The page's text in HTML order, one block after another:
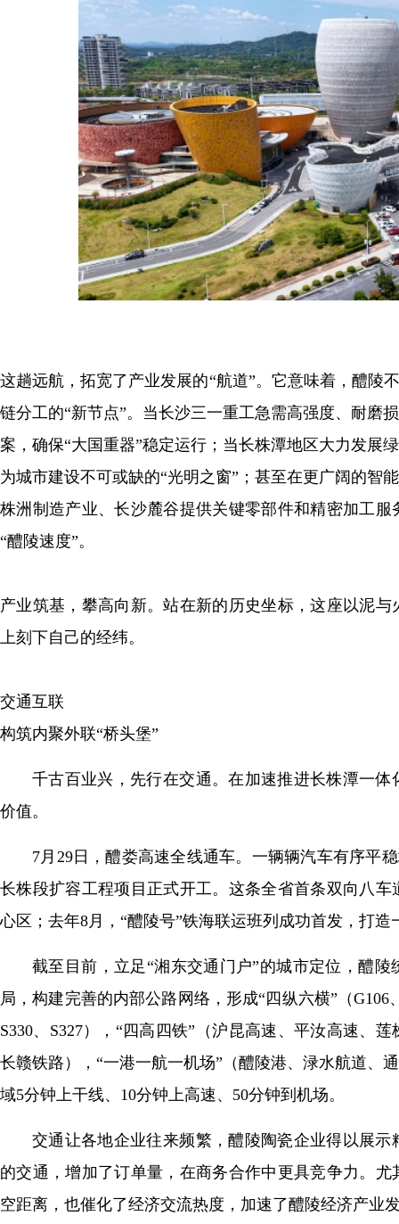
这趟远航，拓宽了产业发展的“航道”。它意味着，醴陵
链分工的“新节点”。当长沙三一重工急需高强度、耐磨
案，确保“大国重器”稳定运行；当长株潭地区大力发展
为城市建设不可或缺的“光明之窗”；甚至在更广阔的智
株洲制造产业、长沙麓谷提供关键零部件和精密加工
“醴陵速度”。
产业筑基，攀高向新。站在新的历史坐标，这座以泥
上刻下自己的经纬。
交通互联
构筑内聚外联“桥头堡”
千古百业兴，先行在交通。在加速推进长株潭一
价值。
7月29日，醴娄高速全线通车。一辆辆汽车有序平
长株段扩容工程项目正式开工。这条全省首条双向八
心区；去年8月，“醴陵号”铁海联运班列成功首发，打
截至目前，立足“湘东交通门户”的城市定位，醴
局，构建完善的内部公路网络，形成“四纵六横”（G106
S330、S327），“四高四铁”（沪昆高速、平汝高速、
长赣铁路），“一港一航一机场”（醴陵港、渌水航道、
域5分钟上干线、10分钟上高速、50分钟到机场。
交通让各地企业往来频繁，醴陵陶瓷企业得以展
的交通，增加了订单量，在商务合作中更具竞争力。
空距离，也催化了经济交流热度，加速了醴陵经济产业